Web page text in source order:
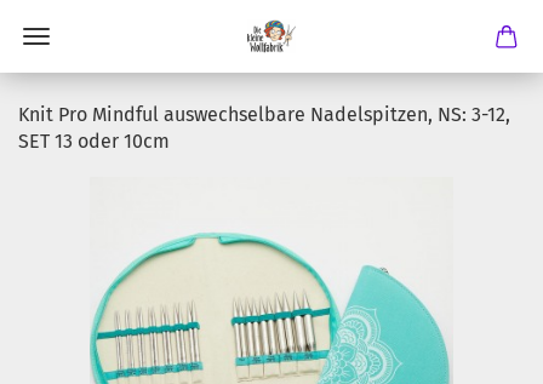
Knit Pro Mindful auswechselbare Nadelspitzen, NS: 3-12,
SET 13 oder 10cm